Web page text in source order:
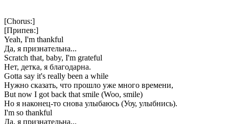
[Chorus:]
[Припев:]
Yeah, I'm thankful
Да, я признательна...
Scratch that, baby, I'm grateful
Нет, детка, я благодарна.
Gotta say it's really been a while
Нужно сказать, что прошло уже много времени,
But now I got back that smile (Woo, smile)
Но я наконец-то снова улыбаюсь (Уоу, улыбнись).
I'm so thankful
Да, я признательна...